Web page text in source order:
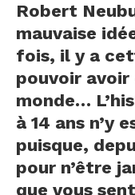
Robert
mauvaise
fois, il y a
pouvoir avoir
monde…
à 14 ans n’y
puisque,
pour n’être
que vous